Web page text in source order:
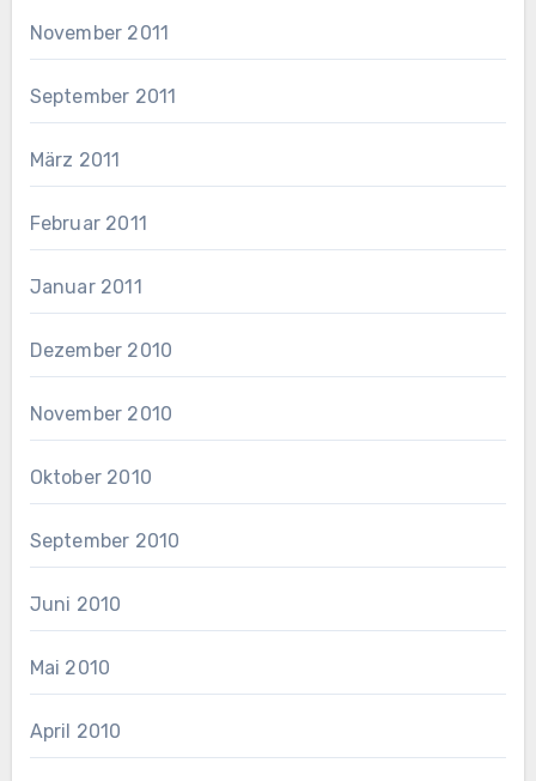
November 2011
September 2011
März 2011
Februar 2011
Januar 2011
Dezember 2010
November 2010
Oktober 2010
September 2010
Juni 2010
Mai 2010
April 2010